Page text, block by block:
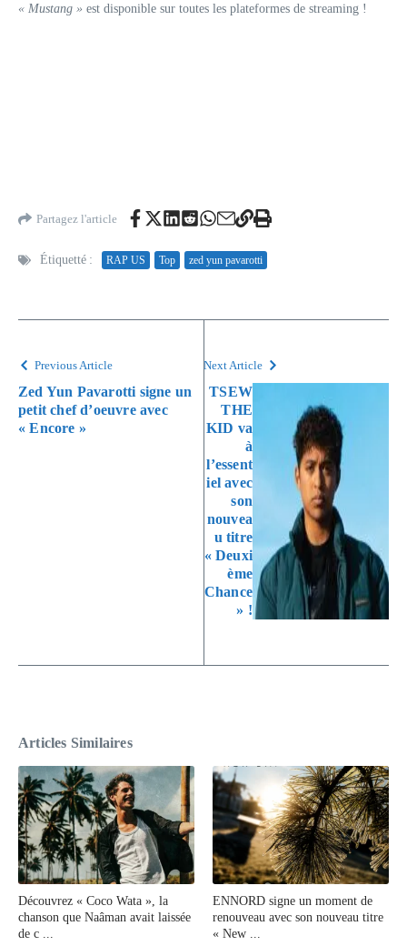
« Mustang » est disponible sur toutes les plateformes de streaming !
Partagez l'article
Étiquetté : RAP US Top zed yun pavarotti
Previous Article
Zed Yun Pavarotti signe un
petit chef d’oeuvre avec
« Encore »
Next Article
TSEW
THE
KID va
à
l’essent
iel avec
son
nouvea
u titre
« Deuxi
ème
Chance
» !
Articles Similaires
Découvrez « Coco Wata », la
chanson que Naâman avait laissée
de c ...
ENNORD signe un moment de
renouveau avec son nouveau titre
« New ...